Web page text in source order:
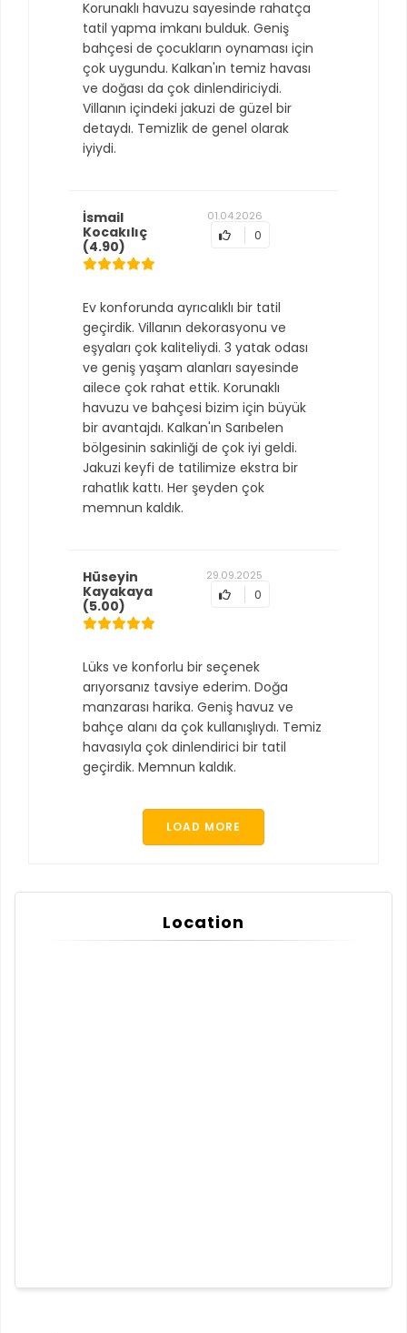
Korunaklı havuzu sayesinde rahatça
tatil yapma imkanı bulduk. Geniş
bahçesi de çocukların oynaması için
çok uygundu. Kalkan'ın temiz havası
ve doğası da çok dinlendiriciydi.
Villanın içindeki jakuzi de güzel bir
detaydı. Temizlik de genel olarak
iyiydi.
İsmail
Kocakılıç
(4.90)
01.04.2026
0
Ev konforunda ayrıcalıklı bir tatil
geçirdik. Villanın dekorasyonu ve
eşyaları çok kaliteliydi. 3 yatak odası
ve geniş yaşam alanları sayesinde
ailece çok rahat ettik. Korunaklı
havuzu ve bahçesi bizim için büyük
bir avantajdı. Kalkan'ın Sarıbelen
bölgesinin sakinliği de çok iyi geldi.
Jakuzi keyfi de tatilimize ekstra bir
rahatlık kattı. Her şeyden çok
memnun kaldık.
Hüseyin
Kayakaya
(5.00)
29.09.2025
0
Lüks ve konforlu bir seçenek
arıyorsanız tavsiye ederim. Doğa
manzarası harika. Geniş havuz ve
bahçe alanı da çok kullanışlıydı. Temiz
havasıyla çok dinlendirici bir tatil
geçirdik. Memnun kaldık.
LOAD MORE
Location